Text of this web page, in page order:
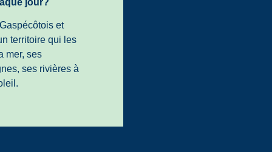
jour?
et
territoire qui les
mer, ses
ses rivières à